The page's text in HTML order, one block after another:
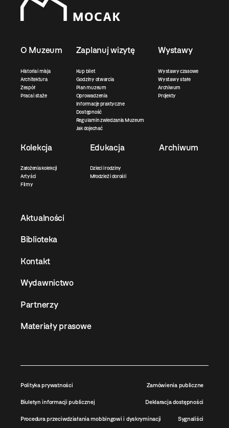
O Muzeum
Historia i misja
Architektura
Zespół
Praca i staże
Zaplanuj wizytę
Kup bilet
Godziny otwarcia
Plan muzeum
Oprowadzenia
Informacje praktyczne
Dostępność
Regulamin zwiedzania Muzeum
Jak dojechać
Wystawy
Wystawy czasowe
Wystawy stałe
Archiwum
Projekty
Kolekcja
Założenia kolekcji
Artyści
Filmy
Edukacja
Dzieci i rodziny
Młodzież i dorośli
Archiwum
Aktualności
Biblioteka
Kontakt
Wydawnictwo
Partnerzy
Materiały prasowe
Polityka prywatności Zamówienia publiczne
Biuletyn informacji publicznej Deklaracja dostępności
Procedura przeciwdziałania mobbingowi i dyskryminacji Sygnaliści